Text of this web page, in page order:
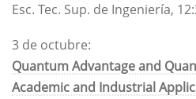
Esc. Tec. Sup. de Ingeniería,
3 de octubre:
Quantum Advantage and
Academic and Industrial